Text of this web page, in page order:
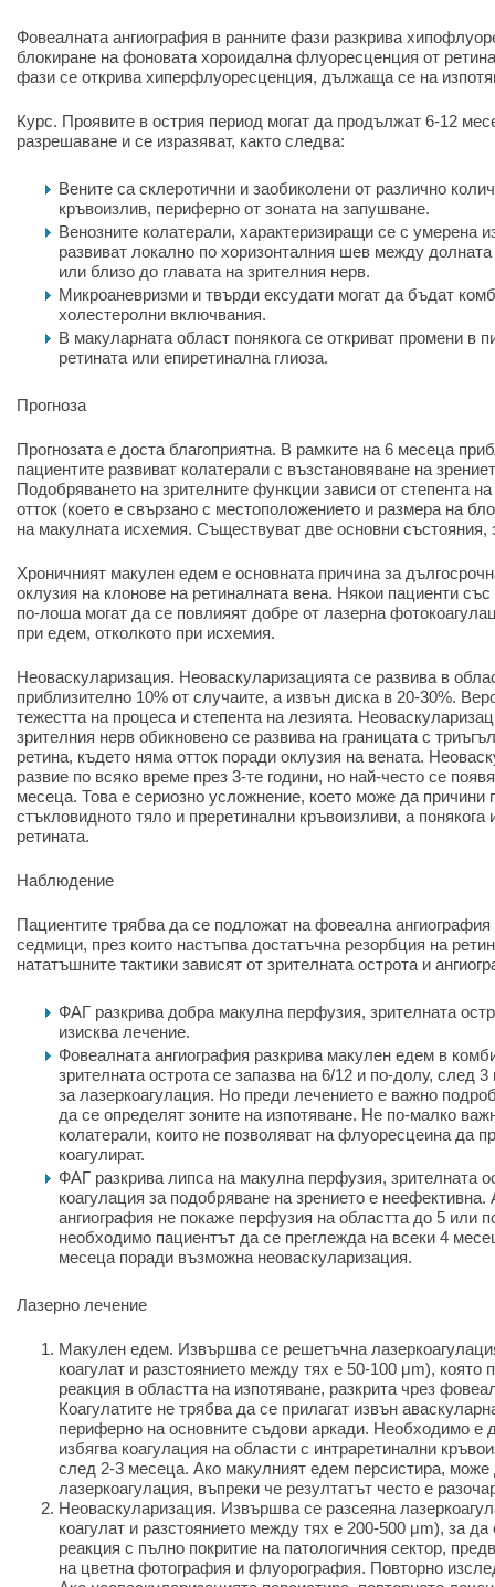
Фовеалната ангиография в ранните фази разкрива
блокиране на фоновата хороидална флуоресценция от
фази се открива хиперфлуоресценция, дължаща се на
Курс. Проявите в острия период могат да продължат 6-12
разрешаване и се изразяват, както следва:
Вените са склеротични и заобиколени от различно
кръвоизлив, периферно от зоната на запушване.
Венозните колатерали, характеризиращи се с умерена
развиват локално по хоризонталния шев между
или близо до главата на зрителния нерв.
Микроаневризми и твърди ексудати могат да бъдат
холестеролни включвания.
В макуларната област понякога се откриват промени в
ретината или епиретинална глиоза.
Прогноза
Прогнозата е доста благоприятна. В рамките на 6 месеца
пациентите развиват колатерали с възстановяване на
Подобряването на зрителните функции зависи от степента
отток (което е свързано с местоположението и размера на
на макулната исхемия. Съществуват две основни състояния,
Хроничният макулен едем е основната причина за
оклузия на клонове на ретиналната вена. Някои пациенти
по-лоша могат да се повлияят добре от лазерна
при едем, отколкото при исхемия.
Неоваскуларизация. Неоваскуларизацията се развива в
приблизително 10% от случаите, а извън диска в 20-30%.
тежестта на процеса и степента на лезията.
зрителния нерв обикновено се развива на границата с
ретина, където няма отток поради оклузия на вената.
развие по всяко време през 3-те години, но най-често се
месеца. Това е сериозно усложнение, което може да причини
стъкловидното тяло и преретинални кръвоизливи, а понякога
ретината.
Наблюдение
Пациентите трябва да се подложат на фовеална ангиография
седмици, през които настъпва достатъчна резорбция на
нататъшните тактики зависят от зрителната острота и
ФАГ разкрива добра макулна перфузия, зрителната
изисква лечение.
Фовеалната ангиография разкрива макулен едем в
зрителната острота се запазва на 6/12 и по-долу, след
за лазеркоагулация. Но преди лечението е важно
да се определят зоните на изпотяване. Не по-малко
колатерали, които не позволяват на флуоресцеина да
коагулират.
ФАГ разкрива липса на макулна перфузия, зрителната
коагулация за подобряване на зрението е
ангиография не покаже перфузия на областта до 5 или
необходимо пациентът да се преглежда на всеки 4
месеца поради възможна неоваскуларизация.
Лазерно лечение
Макулен едем. Извършва се решетъчна
коагулат и разстоянието между тях е 50-100 μm), която
реакция в областта на изпотяване, разкрита чрез
Коагулатите не трябва да се прилагат извън
периферно на основните съдови аркади. Необходимо е
избягва коагулация на области с интраретинални
след 2-3 месеца. Ако макулният едем персистира,
лазеркоагулация, въпреки че резултатът често е
Неоваскуларизация. Извършва се разсеяна
коагулат и разстоянието между тях е 200-500 μm), за да
реакция с пълно покритие на патологичния сектор,
на цветна фотография и флуорография. Повторно